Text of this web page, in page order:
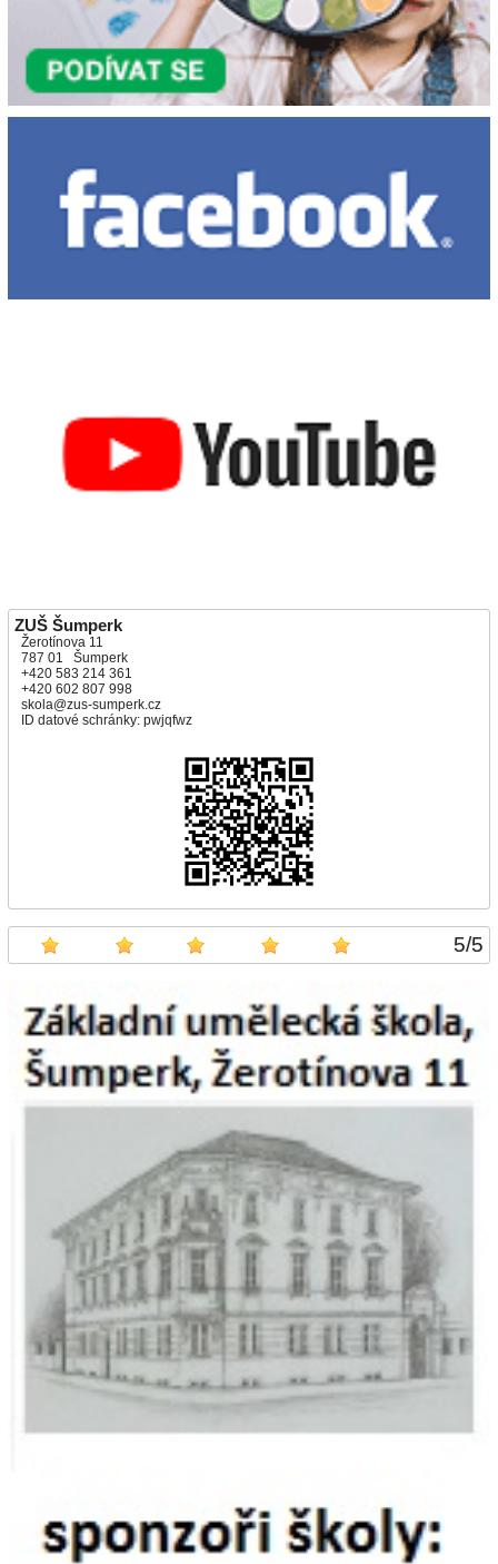
ZUŠ Šumperk
Žerotínova 11
787 01 Šumperk
+420 583 214 361
+420 602 807 998
skola@zus-sumperk.cz
ID datové schránky: pwjqfwz
5/5